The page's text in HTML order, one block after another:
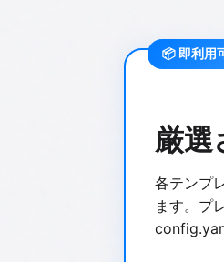
📦 即利用
厳選
各テンプ
ます。プ